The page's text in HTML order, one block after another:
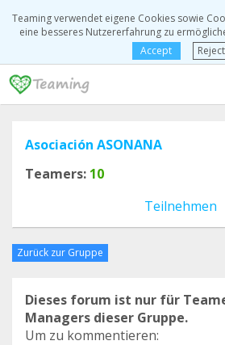
Teaming verwendet eigene Cookies sowie
eine besseres Nutzererfahrung zu
Accept
Reject
Asociación ASONANA
Teamers: 10
Teilnehmen
Zurück zur Gruppe
Dieses forum ist nur für
Managers dieser Gruppe.
Um zu kommentieren: